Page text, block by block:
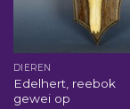
DIEREN
Edelhert, reebok
gewei op